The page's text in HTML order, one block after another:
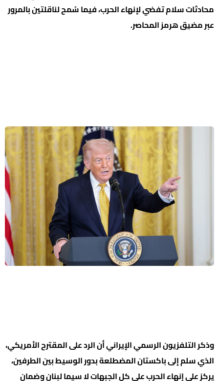
محادثات سلام تفضي لإنهاء الحرب، فيما سُمح لناقلتين بالمرور
عبر مضيق هرمز المحاصر.
وذكر التلفزيون الرسمي الإيراني أن الرد على ‌المقترح الأمريكي،
الذي سلم إلى باكستان المضطلعة بدور الوسيط بين الطرفين،
يركز على إنهاء الحرب على كل الجبهات لا سيما لبنان وضمان